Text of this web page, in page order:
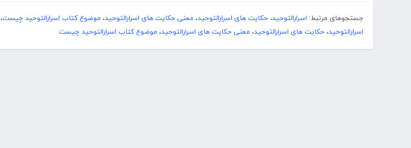
جستجوهای مرتبط: اسرارالتوحید، حکایت های اسرارالتوحید، معنی حکایت های اسرارالتوحید، موضوع کتاب اسرارالتوحید چیست،
اسرارالتوحید، حکایت های اسرارالتوحید، معنی حکایت های اسرارالتوحید، موضوع کتاب اسرارالتوحید چیست